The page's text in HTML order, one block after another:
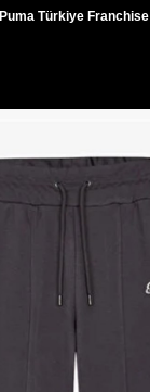
Puma Türkiye Franchise